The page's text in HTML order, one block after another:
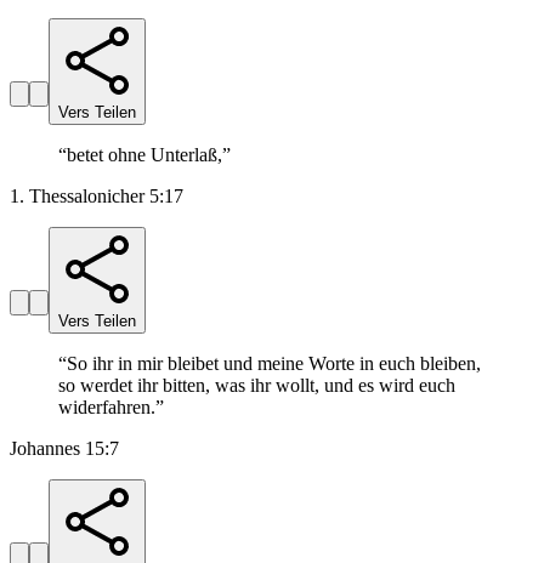
Vers Teilen
“betet ohne Unterlaß,”
1. Thessalonicher 5:17
Vers Teilen
“So ihr in mir bleibet und meine Worte in euch bleiben,
so werdet ihr bitten, was ihr wollt, und es wird euch
widerfahren.”
Johannes 15:7